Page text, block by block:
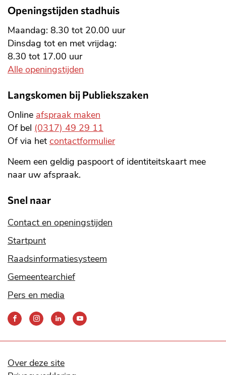
Openingstijden stadhuis
Maandag: 8.30 tot 20.00 uur
Dinsdag tot en met vrijdag:
8.30 tot 17.00 uur
Alle openingstijden
Langskomen bij Publiekszaken
Online afspraak maken
Of bel (0317) 49 29 11
Of via het contactformulier
Neem een geldig paspoort of identiteitskaart mee
naar uw afspraak.
Snel naar
Contact en openingstijden
Startpunt
Raadsinformatiesysteem
Gemeentearchief
Pers en media
Bereik
ons
social
Over deze site